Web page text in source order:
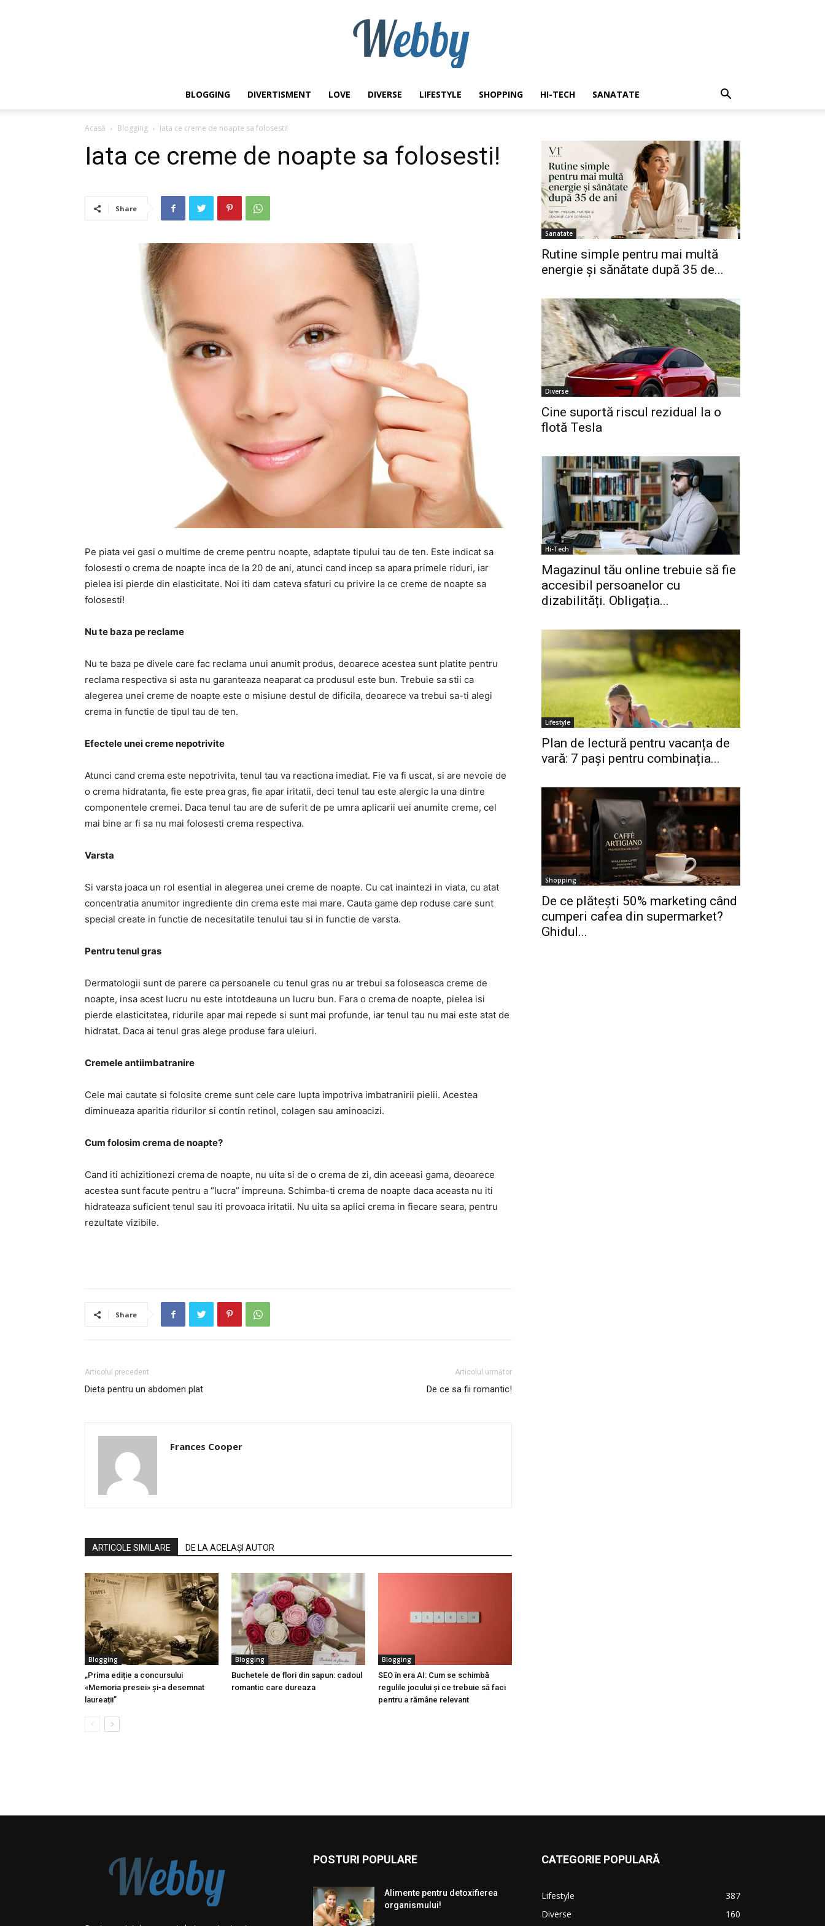
BLOGGING DIVERTISMENT LOVE DIVERSE LIFESTYLE SHOPPING HI-TECH SANATATE
Acasă Blogging Iata ce creme de noapte sa folosesti!
Iata ce creme de noapte sa folosesti!
Share
Pe piata vei gasi o multime de creme pentru noapte, adaptate tipului tau de ten. Este indicat sa
folosesti o crema de noapte inca de la 20 de ani, atunci cand incep sa apara primele riduri, iar
pielea isi pierde din elasticitate. Noi iti dam cateva sfaturi cu privire la ce creme de noapte sa
folosesti!
Nu te baza pe reclame
Nu te baza pe divele care fac reclama unui anumit produs, deoarece acestea sunt platite pentru
reclama respectiva si asta nu garanteaza neaparat ca produsul este bun. Trebuie sa stii ca
alegerea unei creme de noapte este o misiune destul de dificila, deoarece va trebui sa-ti alegi
crema in functie de tipul tau de ten.
Efectele unei creme nepotrivite
Atunci cand crema este nepotrivita, tenul tau va reactiona imediat. Fie va fi uscat, si are nevoie de
o crema hidratanta, fie este prea gras, fie apar iritatii, deci tenul tau este alergic la una dintre
componentele cremei. Daca tenul tau are de suferit de pe umra aplicarii uei anumite creme, cel
mai bine ar fi sa nu mai folosesti crema respectiva.
Varsta
Si varsta joaca un rol esential in alegerea unei creme de noapte. Cu cat inaintezi in viata, cu atat
concentratia anumitor ingrediente din crema este mai mare. Cauta game dep roduse care sunt
special create in functie de necesitatile tenului tau si in functie de varsta.
Pentru tenul gras
Dermatologii sunt de parere ca persoanele cu tenul gras nu ar trebui sa foloseasca creme de
noapte, insa acest lucru nu este intotdeauna un lucru bun. Fara o crema de noapte, pielea isi
pierde elasticitatea, ridurile apar mai repede si sunt mai profunde, iar tenul tau nu mai este atat de
hidratat. Daca ai tenul gras alege produse fara uleiuri.
Cremele antiimbatranire
Cele mai cautate si folosite creme sunt cele care lupta impotriva imbatranirii pielii. Acestea
diminueaza aparitia ridurilor si contin retinol, colagen sau aminoacizi.
Cum folosim crema de noapte?
Cand iti achizitionezi crema de noapte, nu uita si de o crema de zi, din aceeasi gama, deoarece
acestea sunt facute pentru a “lucra” impreuna. Schimba-ti crema de noapte daca aceasta nu iti
hidrateaza suficient tenul sau iti provoaca iritatii. Nu uita sa aplici crema in fiecare seara, pentru
rezultate vizibile.
Share
Articolul precedent
Dieta pentru un abdomen plat
Articolul următor
De ce sa fii romantic!
Frances Cooper
ARTICOLE SIMILARE DE LA ACELAȘI AUTOR
Blogging
„Prima ediție a concursului
«Memoria presei» și-a desemnat
laureații”
Blogging
Buchetele de flori din sapun: cadoul
romantic care dureaza
Blogging
SEO în era AI: Cum se schimbă
regulile jocului și ce trebuie să faci
pentru a rămâne relevant
Sanatate
Rutine simple pentru mai multă
energie și sănătate după 35 de...
Diverse
Cine suportă riscul rezidual la o
flotă Tesla
Hi-Tech
Magazinul tău online trebuie să fie
accesibil persoanelor cu
dizabilități. Obligația...
Lifestyle
Plan de lectură pentru vacanța de
vară: 7 pași pentru combinația...
Shopping
De ce plătești 50% marketing când
cumperi cafea din supermarket?
Ghidul...
POSTURI POPULARE
Alimente pentru detoxifierea
organismului!
CATEGORIE POPULARĂ
Lifestyle
387
Diverse
160